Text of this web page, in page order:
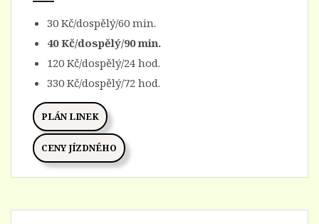
30 Kč/dospělý/60 min.
40 Kč/dospělý/90 min.
120 Kč/dospělý/24 hod.
330 Kč/dospělý/72 hod.
PLÁN LINEK
CENY JÍZDNÉHO